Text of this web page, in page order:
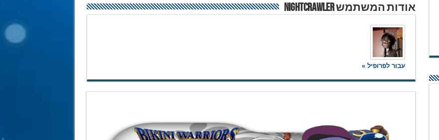
אודות המשתמש nightCrawler
עבור לפרופיל »